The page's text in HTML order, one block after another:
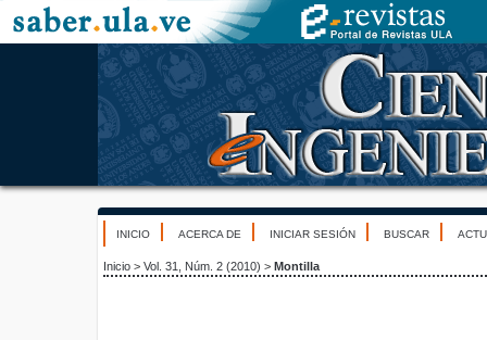
INICIO ACERCA DE INICIAR SESIÓN BUSCAR
Inicio > Vol. 31, Núm. 2 (2010) > Montilla